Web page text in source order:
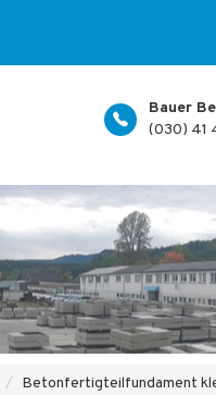
Bauer
(030) 41
Betonfertigteilfundament